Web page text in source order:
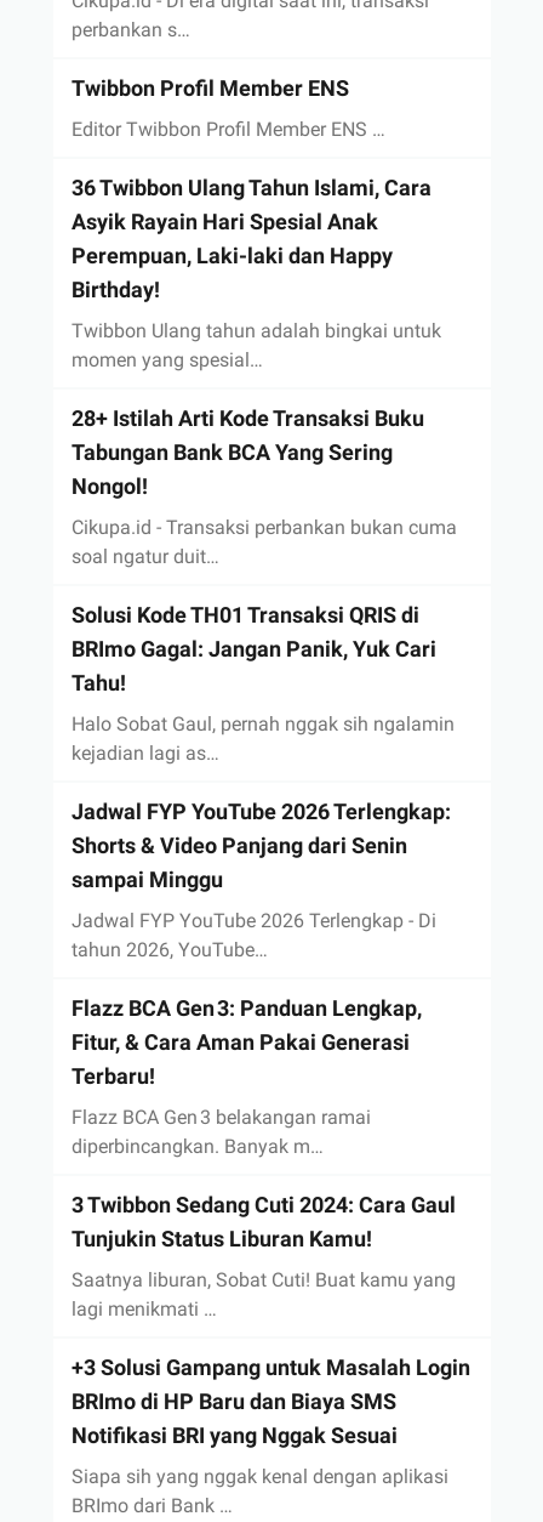
perbankan s…
Twibbon Profil Member ENS
Editor Twibbon Profil Member ENS …
36 Twibbon Ulang Tahun Islami, Cara
Asyik Rayain Hari Spesial Anak
Perempuan, Laki-laki dan Happy
Birthday!
Twibbon Ulang tahun adalah bingkai untuk
momen yang spesial…
28+ Istilah Arti Kode Transaksi Buku
Tabungan Bank BCA Yang Sering
Nongol!
Cikupa.id - Transaksi perbankan bukan cuma
soal ngatur duit…
Solusi Kode TH01 Transaksi QRIS di
BRImo Gagal: Jangan Panik, Yuk Cari
Tahu!
Halo Sobat Gaul, pernah nggak sih ngalamin
kejadian lagi as…
Jadwal FYP YouTube 2026 Terlengkap:
Shorts & Video Panjang dari Senin
sampai Minggu
Jadwal FYP YouTube 2026 Terlengkap - Di
tahun 2026, YouTube…
Flazz BCA Gen 3: Panduan Lengkap,
Fitur, & Cara Aman Pakai Generasi
Terbaru!
Flazz BCA Gen 3 belakangan ramai
diperbincangkan. Banyak m…
3 Twibbon Sedang Cuti 2024: Cara Gaul
Tunjukin Status Liburan Kamu!
Saatnya liburan, Sobat Cuti! Buat kamu yang
lagi menikmati …
+3 Solusi Gampang untuk Masalah Login
BRImo di HP Baru dan Biaya SMS
Notifikasi BRI yang Nggak Sesuai
Siapa sih yang nggak kenal dengan aplikasi
BRImo dari Bank …